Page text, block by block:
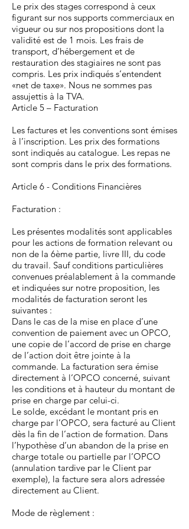
Le prix des stages correspond à ceux
figurant sur nos supports commerciaux en
vigueur ou sur nos propositions dont la
validité est de 1 mois. Les frais de
transport, d’hébergement et de
restauration des stagiaires ne sont pas
compris. Les prix indiqués s’entendent
«net de taxe». Nous ne sommes pas
assujettis à la TVA.
Article 5 – Facturation
Les factures et les conventions sont émises
à l’inscription. Les prix des formations
sont indiqués au catalogue. Les repas ne
sont compris dans le prix des formations.
Article 6 - Conditions Financières
Facturation :
Les présentes modalités sont applicables
pour les actions de formation relevant ou
non de la 6ème partie, livre III, du code
du travail. Sauf conditions particulières
convenues préalablement à la commande
et indiquées sur notre proposition, les
modalités de facturation seront les
suivantes :
Dans le cas de la mise en place d’une
convention de paiement avec un OPCO,
une copie de l’accord de prise en charge
de l’action doit être jointe à la
commande. La facturation sera émise
directement à l’OPCO concerné, suivant
les conditions et à hauteur du montant de
prise en charge par celui-ci.
Le solde, excédant le montant pris en
charge par l’OPCO, sera facturé au Client
dès la fin de l’action de formation. Dans
l’hypothèse d’un abandon de la prise en
charge totale ou partielle par l’OPCO
(annulation tardive par le Client par
exemple), la facture sera alors adressée
directement au Client.
Mode de règlement :